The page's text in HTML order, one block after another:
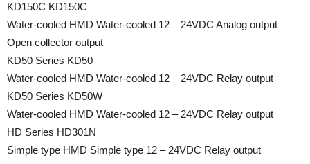
KD150C KD150C
Water-cooled HMD Water-cooled 12 – 24VDC Analog output
Open collector output
KD50 Series KD50
Water-cooled HMD Water-cooled 12 – 24VDC Relay output
KD50 Series KD50W
Water-cooled HMD Water-cooled 12 – 24VDC Relay output
HD Series HD301N
Simple type HMD Simple type 12 – 24VDC Relay output